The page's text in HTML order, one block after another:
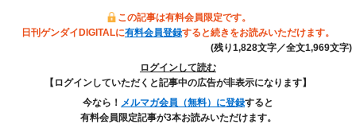
この記事は有料会員限定です。
日刊ゲンダイDIGITALに有料会員登録すると続きをお読みいただけます。
(残り1,828文字／全文1,969文字)
ログインして読む
【ログインしていただくと記事中の広告が非表示になります】
今なら！ メルマガ会員（無料）に登録すると
有料会員限定記事が3本お読みいただけます。